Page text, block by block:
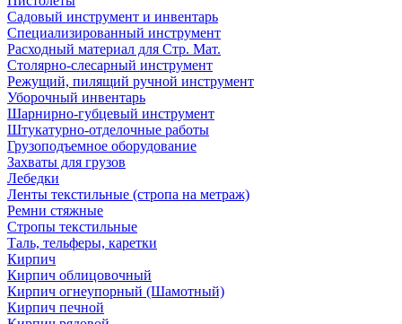
Садовый инструмент и инвентарь
Специализированный инструмент
Расходный материал для Стр. Мат.
Столярно-слесарный инструмент
Режущий, пилящий ручной инструмент
Уборочный инвентарь
Шарнирно-губцевый инструмент
Штукатурно-отделочные работы
Грузоподъемное оборудование
Захваты для грузов
Лебедки
Ленты текстильные (стропа на метраж)
Ремни стяжные
Стропы текстильные
Таль, тельферы, каретки
Кирпич
Кирпич облицовочный
Кирпич огнеупорный (Шамотный)
Кирпич печной